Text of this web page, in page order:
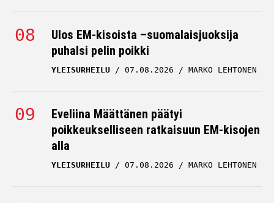
Ulos EM-kisoista –suomalaisjuoksija
puhalsi pelin poikki
YLEISURHEILU 07.08.2026 MARKO LEHTONEN
Eveliina Määttänen päätyi
poikkeukselliseen ratkaisuun EM-kisojen
alla
YLEISURHEILU 07.08.2026 MARKO LEHTONEN